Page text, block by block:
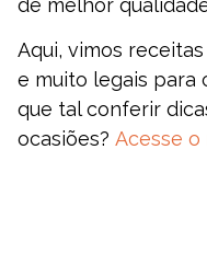
Aqui, vimos
e muito legais para
que tal conferir
ocasiões? Acesse o